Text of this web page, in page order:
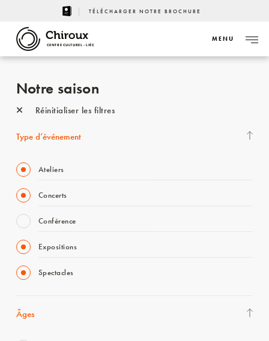
TÉLÉCHARGER NOTRE BROCHURE
CENTRE CULTUREL - LIÈGE
MENU
Notre saison
Réinitialiser les filtres
Type d’événement
Ateliers
Concerts
Conférence
Expositions
Spectacles
Âges